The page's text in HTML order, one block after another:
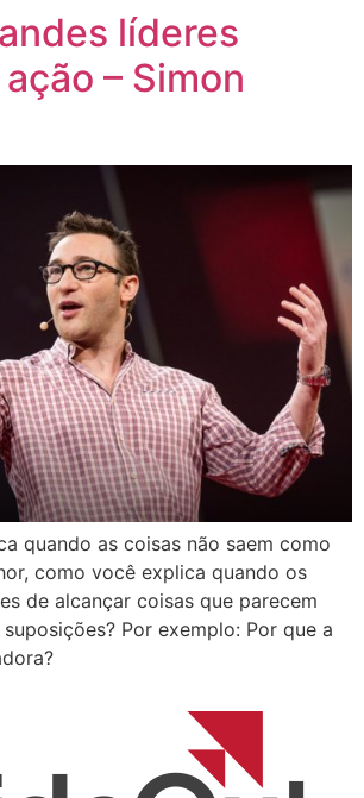
líderes
– Simon
quando as coisas não saem como
como você explica quando os
de alcançar coisas que parecem
Por exemplo: Por que a